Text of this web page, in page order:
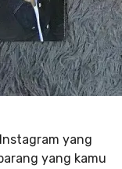
yang
yang kamu